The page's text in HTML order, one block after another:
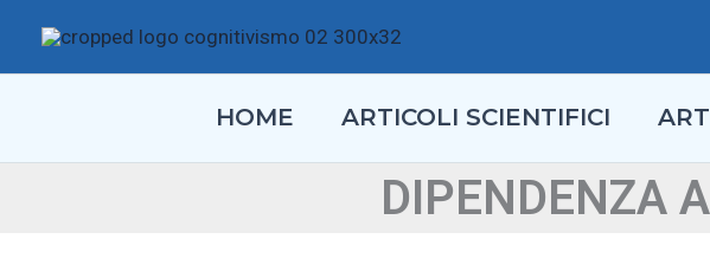
contenuto
HOME ARTICOLI SCIENTIFICI
DIPENDENZA